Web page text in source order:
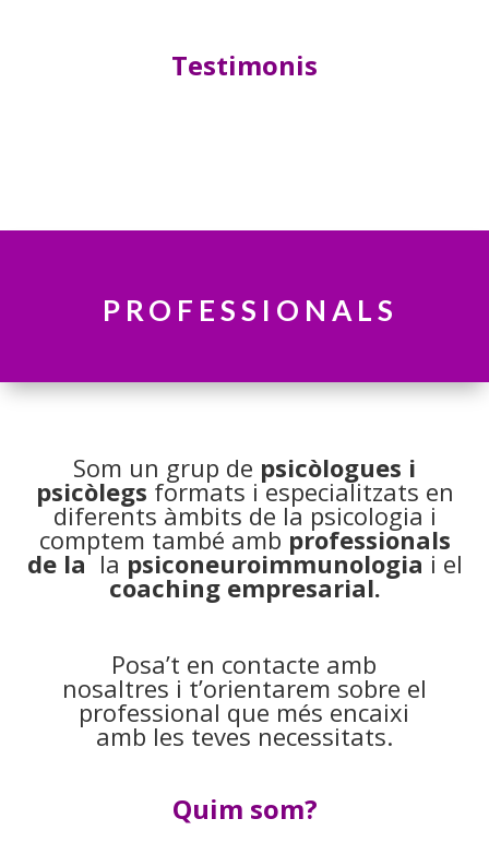
Testimonis
PROFESSIONALS
Som un grup de psicòlogues i
psicòlegs formats i especialitzats en
diferents àmbits de la psicologia i
comptem també amb professionals
de la la psiconeuroimmunologia i el
coaching empresarial.
Posa’t en contacte amb
nosaltres i t’orientarem sobre el
professional que més encaixi
amb les teves necessitats.
Quim som?